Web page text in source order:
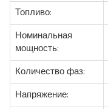
Топливо:
Номинальная
мощность:
Количество фаз:
Напряжение: